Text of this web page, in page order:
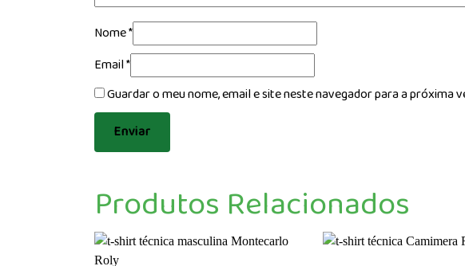
Nome*
Email*
Guardar o meu nome, email e site neste navegador para a próxima
Produtos Relacionados